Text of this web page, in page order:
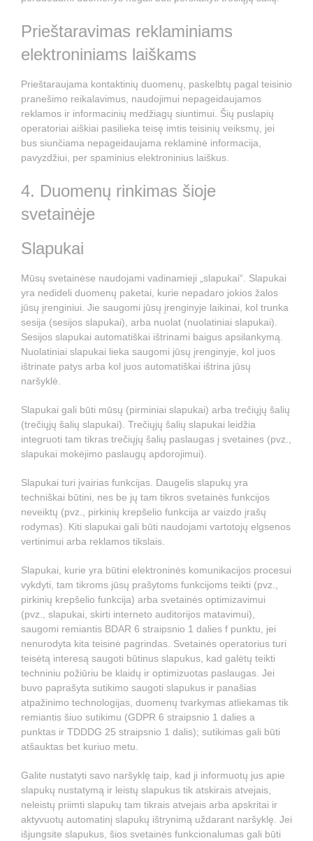
Prieštaravimas reklaminiams
elektroniniams laiškams
Prieštaraujama kontaktinių duomenų, paskelbtų pagal teisinio
pranešimo reikalavimus, naudojimui nepageidaujamos
reklamos ir informacinių medžiagų siuntimui. Šių puslapių
operatoriai aiškiai pasilieka teisę imtis teisinių veiksmų, jei
bus siunčiama nepageidaujama reklaminė informacija,
pavyzdžiui, per spaminius elektroninius laiškus.
4. Duomenų rinkimas šioje
svetainėje
Slapukai
Mūsų svetainėse naudojami vadinamieji „slapukai“. Slapukai
yra nedideli duomenų paketai, kurie nepadaro jokios žalos
jūsų įrenginiui. Jie saugomi jūsų įrenginyje laikinai, kol trunka
sesija (sesijos slapukai), arba nuolat (nuolatiniai slapukai).
Sesijos slapukai automatiškai ištrinami baigus apsilankymą.
Nuolatiniai slapukai lieka saugomi jūsų įrenginyje, kol juos
ištrinate patys arba kol juos automatiškai ištrina jūsų
naršyklė.
Slapukai gali būti mūsų (pirminiai slapukai) arba trečiųjų šalių
(trečiųjų šalių slapukai). Trečiųjų šalių slapukai leidžia
integruoti tam tikras trečiųjų šalių paslaugas į svetaines (pvz.,
slapukai mokėjimo paslaugų apdorojimui).
Slapukai turi įvairias funkcijas. Daugelis slapukų yra
techniškai būtini, nes be jų tam tikros svetainės funkcijos
neveiktų (pvz., pirkinių krepšelio funkcija ar vaizdo įrašų
rodymas). Kiti slapukai gali būti naudojami vartotojų elgsenos
vertinimui arba reklamos tikslais.
Slapukai, kurie yra būtini elektroninės komunikacijos procesui
vykdyti, tam tikroms jūsų prašytoms funkcijoms teikti (pvz.,
pirkinių krepšelio funkcija) arba svetainės optimizavimui
(pvz., slapukai, skirti interneto auditorijos matavimui),
saugomi remiantis BDAR 6 straipsnio 1 dalies f punktu, jei
nenurodyta kita teisinė pagrindas. Svetainės operatorius turi
teisėtą interesą saugoti būtinus slapukus, kad galėtų teikti
techniniu požiūriu be klaidų ir optimizuotas paslaugas. Jei
buvo paprašyta sutikimo saugoti slapukus ir panašias
atpažinimo technologijas, duomenų tvarkymas atliekamas tik
remiantis šiuo sutikimu (GDPR 6 straipsnio 1 dalies a
punktas ir TDDDG 25 straipsnio 1 dalis); sutikimas gali būti
atšauktas bet kuriuo metu.
Galite nustatyti savo naršyklę taip, kad ji informuotų jus apie
slapukų nustatymą ir leistų slapukus tik atskirais atvejais,
neleistų priimti slapukų tam tikrais atvejais arba apskritai ir
aktyvuotų automatinį slapukų ištrynimą uždarant naršyklę. Jei
išjungsite slapukus, šios svetainės funkcionalumas gali būti